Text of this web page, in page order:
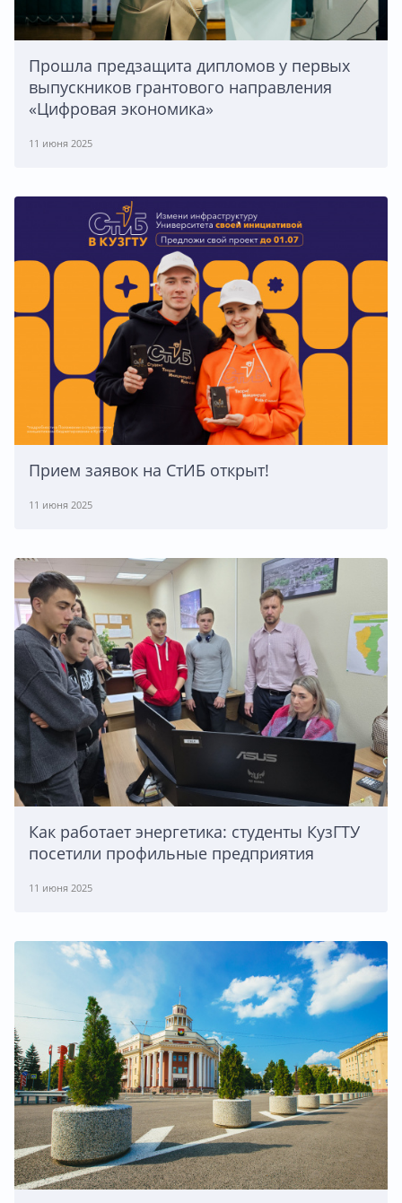
Прошла предзащита дипломов у первых
выпускников грантового направления
«Цифровая экономика»
11 июня 2025
Прием заявок на СтИБ открыт!
11 июня 2025
Как работает энергетика: студенты КузГТУ
посетили профильные предприятия
11 июня 2025